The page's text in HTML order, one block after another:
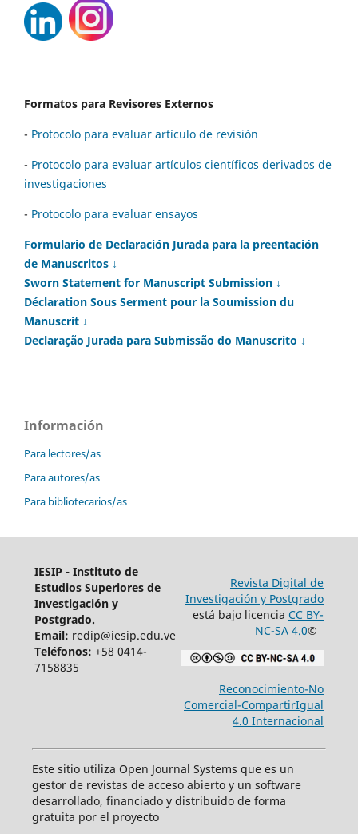
Formatos para Revisores Externos
- Protocolo para evaluar artículo de revisión
- Protocolo para evaluar artículos científicos derivados de
investigaciones
- Protocolo para evaluar ensayos
Formulario de Declaración Jurada para la preentación
de Manuscritos ↓
Sworn Statement for Manuscript Submission ↓
Déclaration Sous Serment pour la Soumission du
Manuscrit ↓
Declaração Jurada para Submissão do Manuscrito ↓
Información
Para lectores/as
Para autores/as
Para bibliotecarios/as
IESIP - Instituto de
Estudios Superiores de
Investigación y
Postgrado.
Email: redip@iesip.edu.ve
Teléfonos: +58 0414-
7158835
Revista Digital de
Investigación y Postgrado
está bajo licencia CC BY-
NC-SA 4.0©
Reconocimiento-No
Comercial-CompartirIgual
4.0 Internacional
Este sitio utiliza Open Journal Systems que es un
gestor de revistas de acceso abierto y un software
desarrollado, financiado y distribuido de forma
gratuita por el proyecto